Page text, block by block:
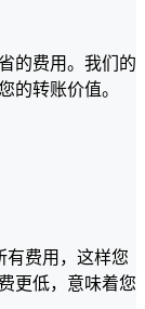
的费用。我们的
的转账价值。
有费用，这样您
更低，意味着您